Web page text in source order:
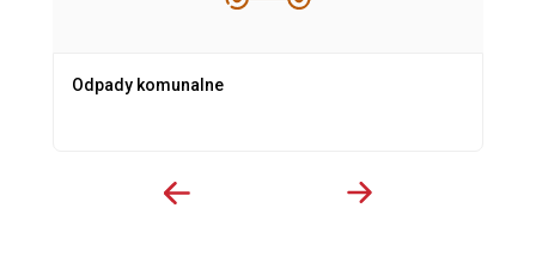
Odpady komunalne